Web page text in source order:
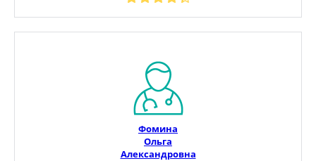
Фомина
Ольга
Александровна